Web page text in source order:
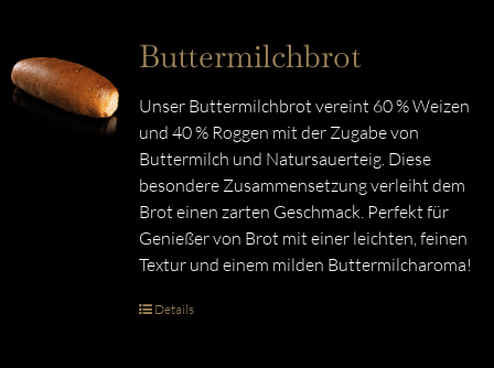
Buttermilchbrot
Unser Buttermilchbrot vereint 60 % Weizen
und 40 % Roggen mit der Zugabe von
Buttermilch und Natursauerteig. Diese
besondere Zusammensetzung verleiht dem
Brot einen zarten Geschmack. Perfekt für
Genießer von Brot mit einer leichten, feinen
Textur und einem milden Buttermilcharoma!
Details